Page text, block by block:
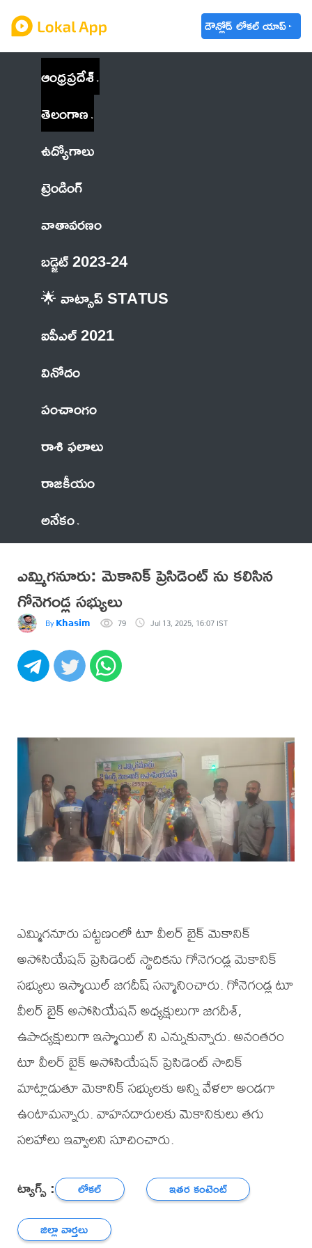
డౌన్లోడ్ లోకల్ యాప్
ఆంధ్రప్రదేశ్
తెలంగాణ
ఉద్యోగాలు
ట్రెండింగ్
వాతావరణం
బడ్జెట్ 2023-24
🌟 వాట్సాప్ STATUS
ఐపీఎల్ 2021
వినోదం
పంచాంగం
రాశి ఫలాలు
రాజకీయం
అనేకం
ఎమ్మిగనూరు: మెకానిక్ ప్రెసిడెంట్ ను కలిసిన
గోనెగండ్ల సభ్యులు
By 𝗞𝗵𝗮𝘀𝗶𝗺 79 Jul 13, 2025, 16:07 IST
ఎమ్మిగనూరు పట్టణంలో టూ వీలర్ బైక్ మెకానిక్
అసోసియేషన్ ప్రెసిడెంట్ స్థాదికను గోనెగండ్ల మెకానిక్
సభ్యులు ఇస్మాయిల్ జగదీష్ సన్మానించారు. గోనెగండ్ల టూ
వీలర్ బైక్ అసోసియేషన్ అధ్యక్షులుగా జగదీశ్,
ఉపాద్యక్షులుగా ఇస్మాయిల్ ని ఎన్నుకున్నారు. అనంతరం
టూ వీలర్ బైక్ అసోసియేషన్ ప్రెసిడెంట్ సాదిక్
మాట్లాడుతూ మెకానిక్ సభ్యులకు అన్ని వేళలా అండగా
ఉంటామన్నారు. వాహనదారులకు మెకానికులు తగు
సలహాలు ఇవ్వాలని సూచించారు.
ట్యాగ్స్ : లోకల్
ఇతర కంటెంట్
జిల్లా వార్తలు